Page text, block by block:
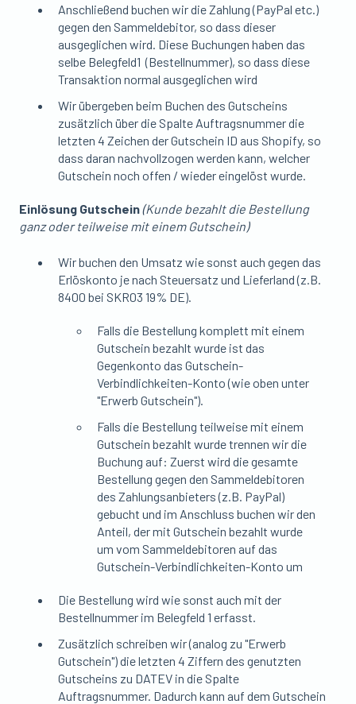
Anschließend buchen wir die Zahlung (PayPal etc.)
gegen den Sammeldebitor, so dass dieser
ausgeglichen wird. Diese Buchungen haben das
selbe Belegfeld1 (Bestellnummer), so dass diese
Transaktion normal ausgeglichen wird
Wir übergeben beim Buchen des Gutscheins
zusätzlich über die Spalte Auftragsnummer die
letzten 4 Zeichen der Gutschein ID aus Shopify, so
dass daran nachvollzogen werden kann, welcher
Gutschein noch offen / wieder eingelöst wurde.
Einlösung Gutschein(Kunde bezahlt die Bestellung
ganz oder teilweise mit einem Gutschein)
Wir buchen den Umsatz wie sonst auch gegen das
Erlöskonto je nach Steuersatz und Lieferland (z.B.
8400 bei SKR03 19% DE).
Falls die Bestellung komplett mit einem
Gutschein bezahlt wurde ist das
Gegenkonto das Gutschein-
Verbindlichkeiten-Konto (wie oben unter
"Erwerb Gutschein").
Falls die Bestellung teilweise mit einem
Gutschein bezahlt wurde trennen wir die
Buchung auf: Zuerst wird die gesamte
Bestellung gegen den Sammeldebitoren
des Zahlungsanbieters (z.B. PayPal)
gebucht und im Anschluss buchen wir den
Anteil, der mit Gutschein bezahlt wurde
um vom Sammeldebitoren auf das
Gutschein-Verbindlichkeiten-Konto um
Die Bestellung wird wie sonst auch mit der
Bestellnummer im Belegfeld 1 erfasst.
Zusätzlich schreiben wir (analog zu "Erwerb
Gutschein") die letzten 4 Ziffern des genutzten
Gutscheins zu DATEV in die Spalte
Auftragsnummer. Dadurch kann auf dem Gutschein